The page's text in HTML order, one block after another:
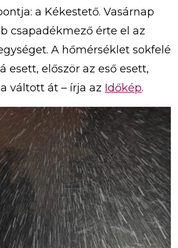
a Kékestető. Vasárnap
csapadékmező érte el az
A hőmérséklet sokfelé
esett, először az eső esett,
váltott át – írja az Időkép.